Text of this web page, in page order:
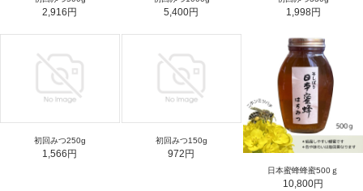
2,916円 5,400円 1,998円
初回みつ250g
1,566円
初回みつ150g
972円
日本蜜蜂蜂蜜500ｇ
10,800円